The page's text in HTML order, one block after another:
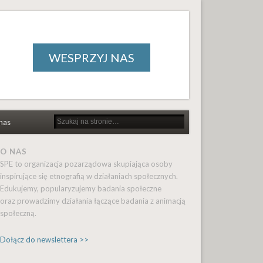
WESPRZYJ NAS
O NAS
SPE to organizacja pozarządowa skupiająca osoby
inspirujące się etnografią w działaniach społecznych.
Edukujemy, popularyzujemy badania społeczne
oraz prowadzimy działania łączące badania z animacją
społeczną.
Dołącz do newslettera >>